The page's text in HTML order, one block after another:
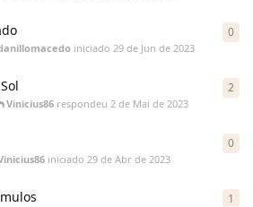
iniciado 29 de Jun de 2023
0
Vinicius86 respondeu 2 de Mai de 2023
2
iniciado 29 de Abr de 2023
0
1